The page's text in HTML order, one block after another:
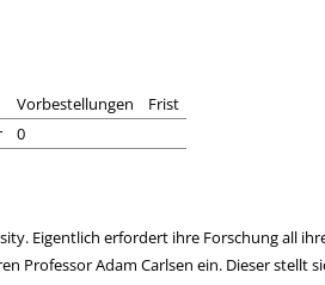
Vorbestellungen
Frist
0
Eigentlich erfordert ihre Forschung all
Professor Adam Carlsen ein. Dieser stellt